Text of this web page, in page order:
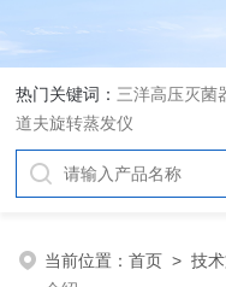
热门关键词： 三洋高压灭菌
道夫旋转蒸发仪
当前位置：首页 >技